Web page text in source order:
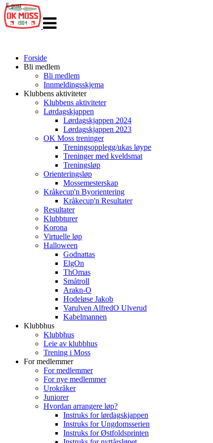
navigasjon
Forside
Bli medlem
Bli medlem
Innmeldingsskjema
Klubbens aktiviteter
Klubbens aktiviteter
Lørdagskjappen
Lørdagskjappen 2024
Lørdagskjappen 2023
OK Moss treninger
Treningsopplegg/ukas løype
Treninger med kveldsmat
Treningsløp
Orienteringsløp
Mossemesterskap
Kråkecup'n Byorientering
Kråkecup'n Resultater
Resultater
Klubbturer
Korona
Virtuelle løp
Halloween
Godnattas
ElgOn
ThOmas
Småtroll
Arakn-O
Hodeløse Jakob
Varulven AlfredO Ulverud
Kabelmannen
Klubbhus
Klubbhus
Leie av klubbhus
Trening i Moss
For medlemmer
For medlemmer
For nye medlemmer
Urokråker
Juniorer
Hvordan arrangere løp?
Instruks for lørdagskjappen
Instruks for Ungdomsserien
Instruks for Østfoldsprinten
E-post